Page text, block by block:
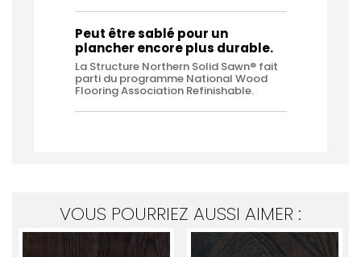
Peut être sablé pour un
plancher encore plus durable.
La Structure Northern Solid Sawn® fait
parti du programme National Wood
Flooring Association Refinishable.
VOUS POURRIEZ AUSSI AIMER :